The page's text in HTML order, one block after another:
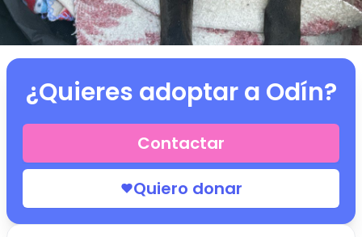
¿Quieres adoptar a Odín?
Contactar
Quiero donar